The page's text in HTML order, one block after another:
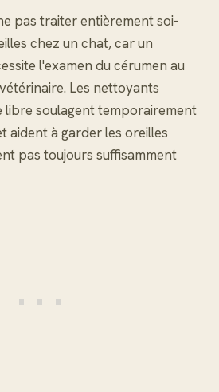
pas traiter entièrement soi-
chez un chat, car un
l'examen du cérumen au
Les nettoyants
libre soulagent temporairement
aident à garder les oreilles
pas toujours suffisamment